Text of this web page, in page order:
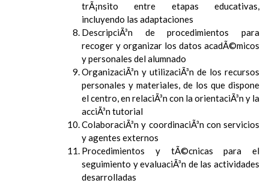
trÃ¡nsito entre etapas educativas,
incluyendo las adaptaciones
DescripciÃ³n de procedimientos para
recoger y organizar los datos acadÃ©micos
y personales del alumnado
OrganizaciÃ³n y utilizaciÃ³n de los recursos
personales y materiales, de los que dispone
el centro, en relaciÃ³n con la orientaciÃ³n y la
acciÃ³n tutorial
ColaboraciÃ³n y coordinaciÃ³n con servicios
y agentes externos
Procedimientos y tÃ©cnicas para el
seguimiento y evaluaciÃ³n de las actividades
desarrolladas